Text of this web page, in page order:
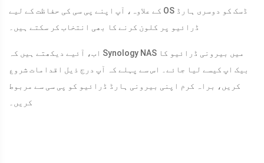
کے علاوہ، آپ اپنے پی سی کی حفاظت کے لیے OS ڈسک کو دوسری ہارڈ
ڈرائیو پر کلون کرنے کا بھی انتخاب کر سکتے ہیں۔
اب، آئیے دیکھتے ہیں کہ Synology NAS میں بیرونی ڈرائیو کا
بیک اپ کیسے لیا جائے۔ اس سے پہلے کہ آپ درج ذیل اقدامات شروع
کریں، براہ کرم اپنی بیرونی ہارڈ ڈرائیو کو پی سی سے مربوط
کریں۔